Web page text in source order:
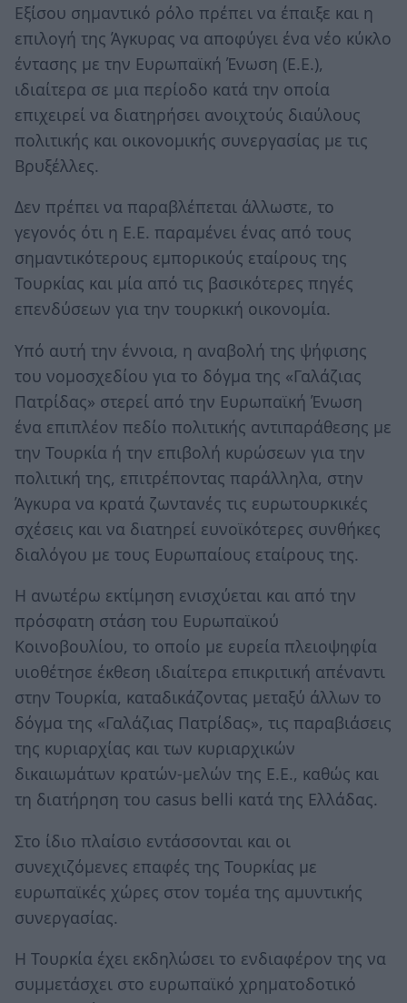
Εξίσου σημαντικό ρόλο πρέπει να έπαιξε και η
επιλογή της Άγκυρας να αποφύγει ένα νέο κύκλο
έντασης με την Ευρωπαϊκή Ένωση (Ε.Ε.),
ιδιαίτερα σε μια περίοδο κατά την οποία
επιχειρεί να διατηρήσει ανοιχτούς διαύλους
πολιτικής και οικονομικής συνεργασίας με τις
Βρυξέλλες.
Δεν πρέπει να παραβλέπεται άλλωστε, το
γεγονός ότι η Ε.Ε. παραμένει ένας από τους
σημαντικότερους εμπορικούς εταίρους της
Τουρκίας και μία από τις βασικότερες πηγές
επενδύσεων για την τουρκική οικονομία.
Υπό αυτή την έννοια, η αναβολή της ψήφισης
του νομοσχεδίου για το δόγμα της «Γαλάζιας
Πατρίδας» στερεί από την Ευρωπαϊκή Ένωση
ένα επιπλέον πεδίο πολιτικής αντιπαράθεσης με
την Τουρκία ή την επιβολή κυρώσεων για την
πολιτική της, επιτρέποντας παράλληλα, στην
Άγκυρα να κρατά ζωντανές τις ευρωτουρκικές
σχέσεις και να διατηρεί ευνοϊκότερες συνθήκες
διαλόγου με τους Ευρωπαίους εταίρους της.
Η ανωτέρω εκτίμηση ενισχύεται και από την
πρόσφατη στάση του Ευρωπαϊκού
Κοινοβουλίου, το οποίο με ευρεία πλειοψηφία
υιοθέτησε έκθεση ιδιαίτερα επικριτική απέναντι
στην Τουρκία, καταδικάζοντας μεταξύ άλλων το
δόγμα της «Γαλάζιας Πατρίδας», τις παραβιάσεις
της κυριαρχίας και των κυριαρχικών
δικαιωμάτων κρατών-μελών της Ε.Ε., καθώς και
τη διατήρηση του casus belli κατά της Ελλάδας.
Στο ίδιο πλαίσιο εντάσσονται και οι
συνεχιζόμενες επαφές της Τουρκίας με
ευρωπαϊκές χώρες στον τομέα της αμυντικής
συνεργασίας.
Η Τουρκία έχει εκδηλώσει το ενδιαφέρον της να
συμμετάσχει στο ευρωπαϊκό χρηματοδοτικό